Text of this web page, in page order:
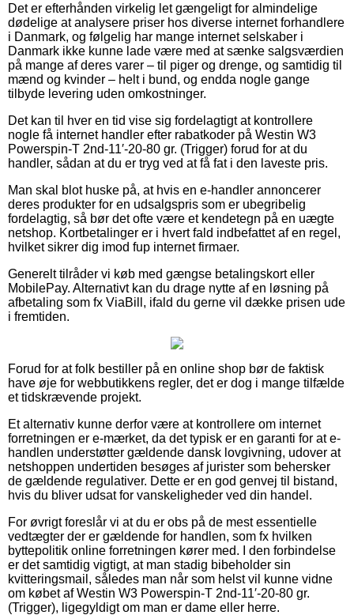
Det er efterhånden virkelig let gængeligt for almindelige
dødelige at analysere priser hos diverse internet forhandlere
i Danmark, og følgelig har mange internet selskaber i
Danmark ikke kunne lade være med at sænke salgsværdien
på mange af deres varer – til piger og drenge, og samtidig til
mænd og kvinder – helt i bund, og endda nogle gange
tilbyde levering uden omkostninger.
Det kan til hver en tid vise sig fordelagtigt at kontrollere
nogle få internet handler efter rabatkoder på Westin W3
Powerspin-T 2nd-11′-20-80 gr. (Trigger) forud for at du
handler, sådan at du er tryg ved at få fat i den laveste pris.
Man skal blot huske på, at hvis en e-handler annoncerer
deres produkter for en udsalgspris som er ubegribelig
fordelagtig, så bør det ofte være et kendetegn på en uægte
netshop. Kortbetalinger er i hvert fald indbefattet af en regel,
hvilket sikrer dig imod fup internet firmaer.
Generelt tilråder vi køb med gængse betalingskort eller
MobilePay. Alternativt kan du drage nytte af en løsning på
afbetaling som fx ViaBill, ifald du gerne vil dække prisen ude
i fremtiden.
Forud for at folk bestiller på en online shop bør de faktisk
have øje for webbutikkens regler, det er dog i mange tilfælde
et tidskrævende projekt.
Et alternativ kunne derfor være at kontrollere om internet
forretningen er e-mærket, da det typisk er en garanti for at e-
handlen understøtter gældende dansk lovgivning, udover at
netshoppen undertiden besøges af jurister som behersker
de gældende regulativer. Dette er en god genvej til bistand,
hvis du bliver udsat for vanskeligheder ved din handel.
For øvrigt foreslår vi at du er obs på de mest essentielle
vedtægter der er gældende for handlen, som fx hvilken
byttepolitik online forretningen kører med. I den forbindelse
er det samtidig vigtigt, at man stadig bibeholder sin
kvitteringsmail, således man når som helst vil kunne vidne
om købet af Westin W3 Powerspin-T 2nd-11′-20-80 gr.
(Trigger), ligegyldigt om man er dame eller herre.